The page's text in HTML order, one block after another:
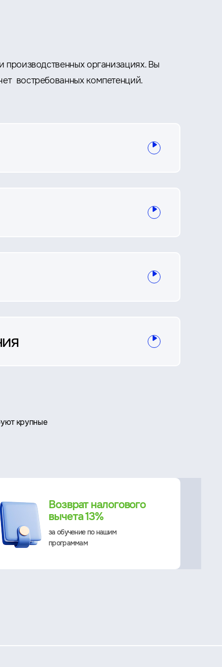
производственных организациях. Вы
востребованных компетенций.
крупные
Возврат налогового
вычета 13%
за обучение по нашим
программам